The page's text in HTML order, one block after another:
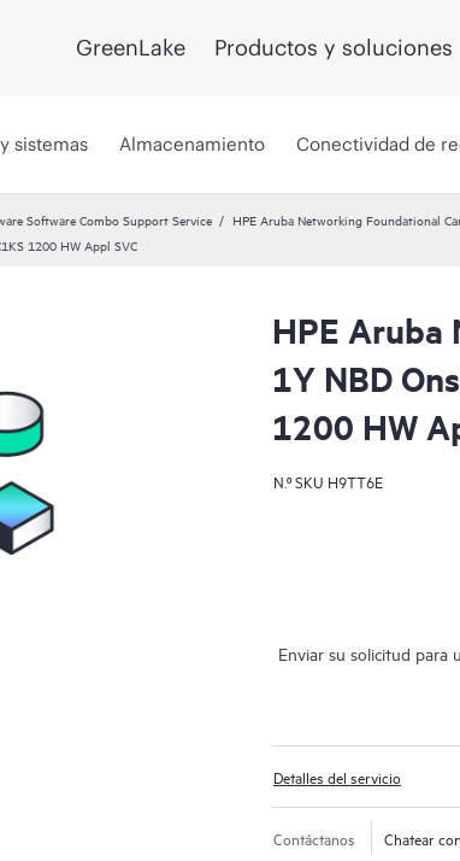
GreenLake Productos y soluciones
sistemas Almacenamiento Conectividad de
Software Combo Support Service
HPE Aruba Networking Foundational
1200 HW Appl SVC
HPE Aruba
1Y NBD
1200 HW
N.º SKU H9TT6E
Enviar su solicitud para
Detalles del servicio
Contáctanos Chatear